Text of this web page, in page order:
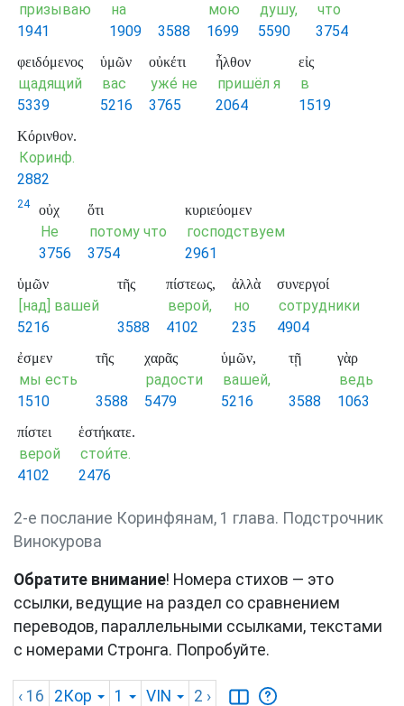
призываю
1941
на
1909
3588
мою
1699
душу,
5590
что
3754
φειδόμενος
щадящий
5339
ὑμῶν
вас
5216
οὐκέτι
уже́ не
3765
ἦλθον
пришёл я
2064
εἰς
в
1519
Κόρινθον.
Коринф.
2882
24 οὐχ
Не
3756
ὅτι
потому что
3754
κυριεύομεν
господствуем
2961
ὑμῶν
[над] вашей
5216
τῆς
3588
πίστεως,
верой,
4102
ἀλλὰ
но
235
συνεργοί
сотрудники
4904
ἐσμεν
мы есть
1510
τῆς
3588
χαρᾶς
радости
5479
ὑμῶν,
вашей,
5216
τῇ
3588
γὰρ
ведь
1063
πίστει
верой
4102
ἑστήκατε.
стои́те.
2476
2-е послание Коринфянам, 1 глава. Подстрочник
Винокурова
Обратите внимание! Номера стихов — это
ссылки, ведущие на раздел со сравнением
переводов, параллельными ссылками, текстами
с номерами Стронга. Попробуйте.
‹ 16 2Кор 1 VIN 2 ›